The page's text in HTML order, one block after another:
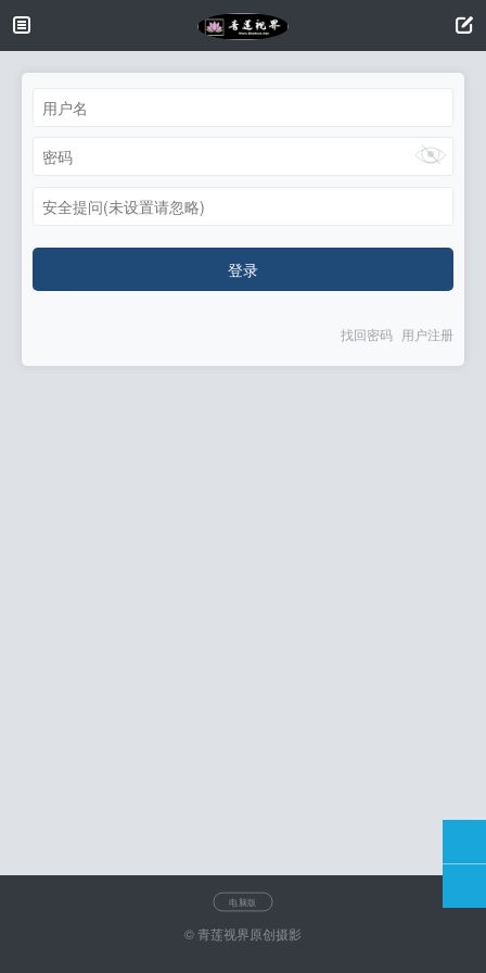
安全提问(未设置请忽略)
登录
找回密码 用户注册
电脑版
© 青莲视界原创摄影